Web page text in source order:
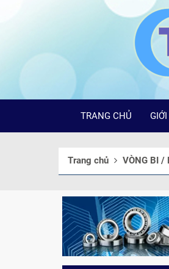
TRANG CHỦ
Trang chủ VÒNG BI /